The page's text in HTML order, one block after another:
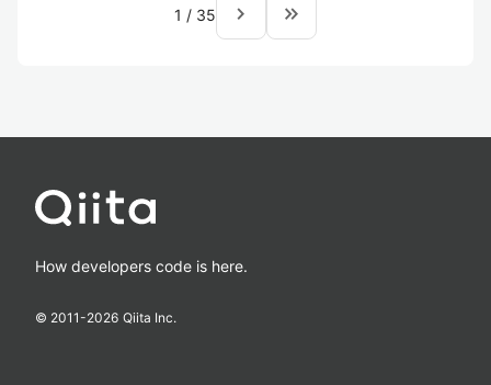
1 / 35 navigate_next keyboard_double_arrow_right
How developers code is here.
© 2011-2026 Qiita Inc.